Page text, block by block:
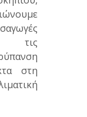
τις
στη